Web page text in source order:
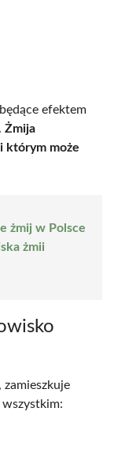
efektem
Żmija
którym może
żmij w Polsce
żmii
zamieszkuje
wszystkim: